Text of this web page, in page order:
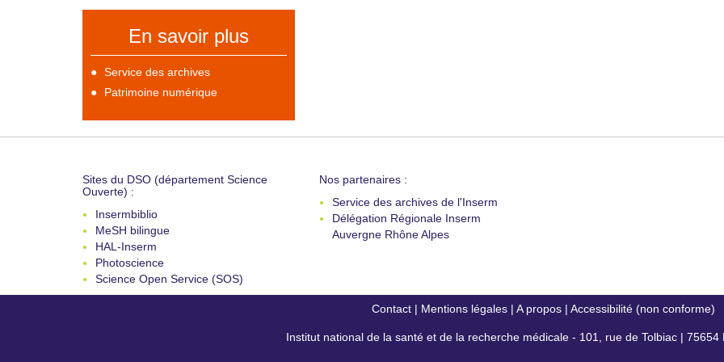
En savoir plus
Service des archives
Patrimoine numérique
Sites du DSO (département Science
Ouverte) :
Insermbiblio
MeSH bilingue
HAL-Inserm
Photoscience
Science Open Service (SOS)
Nos partenaires :
Service des archives de l'Inserm
Délégation Régionale Inserm
Auvergne Rhône Alpes
Contact| Mentions légales| A propos| Accessibilité (non conforme)
Institut national de la santé et de la recherche médicale - 101, rue de Tolbiac | 75654